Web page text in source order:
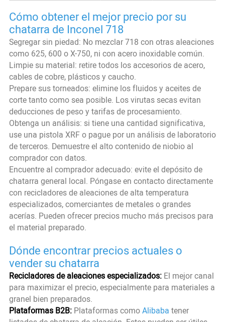
Cómo obtener el mejor precio por su
chatarra de Inconel 718
Segregar sin piedad: No mezclar 718 con otras aleaciones
como 625, 600 o X-750, ni con acero inoxidable común.
Limpie su material: retire todos los accesorios de acero,
cables de cobre, plásticos y caucho.
Prepare sus torneados: elimine los fluidos y aceites de
corte tanto como sea posible. Los virutas secas evitan
deducciones de peso y tarifas de procesamiento.
Obtenga un análisis: si tiene una cantidad significativa,
use una pistola XRF o pague por un análisis de laboratorio
de terceros. Demuestre el alto contenido de niobio al
comprador con datos.
Encuentre al comprador adecuado: evite el depósito de
chatarra general local. Póngase en contacto directamente
con recicladores de aleaciones de alta temperatura
especializados, comerciantes de metales o grandes
acerías. Pueden ofrecer precios mucho más precisos para
el material preparado.
Dónde encontrar precios actuales o
vender su chatarra
Recicladores de aleaciones especializados:El mejor canal
para maximizar el precio, especialmente para materiales a
granel bien preparados.
Plataformas B2B:Plataformas comoAlibaba tener